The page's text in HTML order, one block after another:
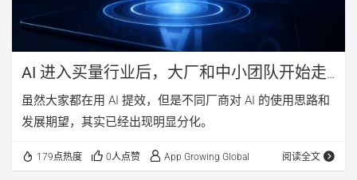
AI 进入买量行业后，大厂和中小团队开始走
向两条路
虽然大家都在用 AI 提效，但是不同厂商对 AI 的使用思路和
发展期望，其实已经出现明显分化。
179点热度 0人点赞 App Growing Global 阅读全文